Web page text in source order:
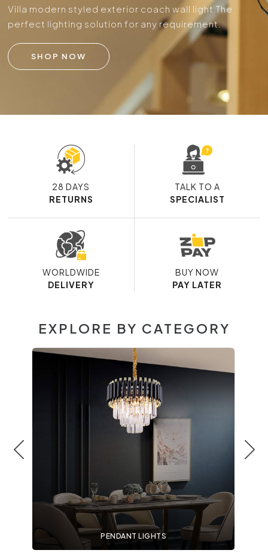
Villa modern styled exterior coach wall light.The
perfect lighting solution for any requirement.
SHOP NOW
28 DAYS
RETURNS
TALK TO A
SPECIALIST
WORLDWIDE
DELIVERY
BUY NOW
PAY LATER
EXPLORE BY CATEGORY
PENDANT LIGHTS